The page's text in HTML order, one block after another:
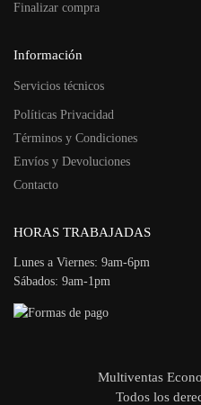
Finalizar compra
Información
Servicios técnicos
Políticas Privacidad
Términos y Condiciones
Envíos y Devoluciones
Contacto
HORAS TRABAJADAS
Lunes a Viernes: 9am-6pm
Sábados: 9am-1pm
Multiventas
Todos los